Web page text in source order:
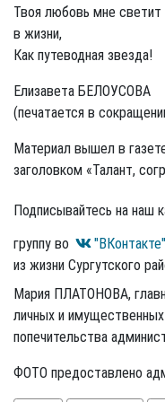
Твоя любовь мне светит
в жизни,
Как путеводная звезда!
Елизавета БЕЛОУСОВА
(печатается в
Материал вышел в
заголовком «Талант,
Подписывайтесь на наш
группу во
"ВКонтакте"
из жизни Сургутского
Мария ПЛАТОНОВА,
личных и
попечительства
ФОТО предоставлено